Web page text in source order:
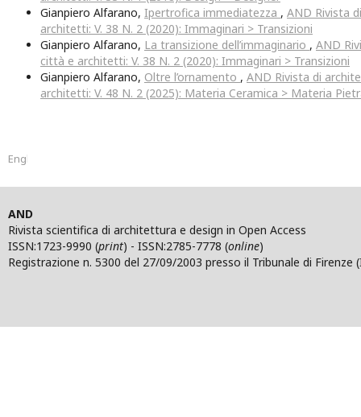
Gianpiero Alfarano, Ipertrofica immediatezza , AND Rivista
architetti: V. 38 N. 2 (2020): Immaginari > Transizioni
Gianpiero Alfarano, La transizione dell’immaginario , AND
città e architetti: V. 38 N. 2 (2020): Immaginari > Transizioni
Gianpiero Alfarano, Oltre l’ornamento , AND Rivista di
architetti: V. 48 N. 2 (2025): Materia Ceramica > Materia
English
AND
Rivista scientifica di architettura e design in Open Access
ISSN:1723-9990 (print) - ISSN:2785-7778 (online)
Registrazione n. 5300 del 27/09/2003 presso il Tribunale di Firenze